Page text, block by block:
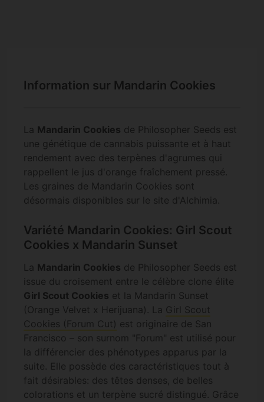
Information sur Mandarin Cookies
La Mandarin Cookies de Philosopher Seeds est
une génétique de cannabis puissante et à haut
rendement avec des terpènes d'agrumes qui
rappellent le jus d'orange fraîchement pressé.
Les graines de Mandarin Cookies sont
désormais disponibles sur le site d'Alchimia.
Variété Mandarin Cookies: Girl Scout
Cookies x Mandarin Sunset
La Mandarin Cookies de Philosopher Seeds est
issue du croisement entre le célèbre clone élite
Girl Scout Cookies et la Mandarin Sunset
(Orange Velvet x Herijuana). La Girl Scout
Cookies (Forum Cut) est originaire de San
Francisco – son surnom "Forum" est utilisé pour
la différencier des phénotypes apparus par la
suite. Elle possède des caractéristiques tout à
fait désirables: des têtes denses, de belles
colorations et un terpène sucré distingué. Grâce